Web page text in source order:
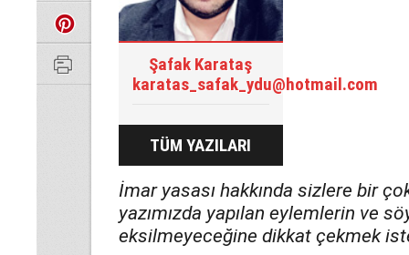
Şafak Karataş
karatas_safak_ydu@hotmail.com
TÜM YAZILARI
İmar yasası hakkında sizlere bir
yazımızda yapılan eylemlerin ve
eksilmeyeceğine dikkat çekmek